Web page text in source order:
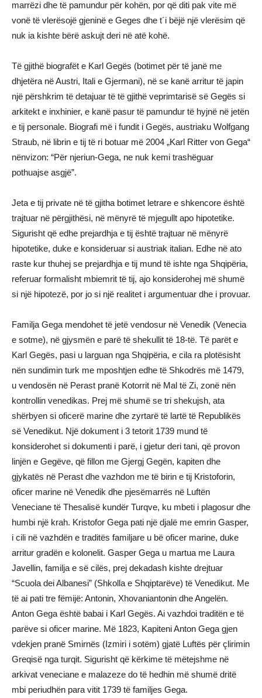
marrëzi dhe të pamundur për kohën, por që diti pak vite më
vonë të vlerësojë gjeninë e Geges dhe t´i bëjë një vlerësim që
nuk ia kishte bërë askujt deri në atë kohë.
Të gjithë biografët e Karl Gegës (botimet për të janë me
dhjetëra në Austri, Itali e Gjermani), në se kanë arritur të japin
një përshkrim të detajuar të të gjithë veprimtarisë së Gegës si
arkitekt e inxhinier, e kanë pasur të pamundur të hyjnë në jetën
e tij personale. Biografi më i fundit i Gegës, austriaku Wolfgang
Straub, në librin e tij të ri botuar më 2004 „Karl Ritter von Gega“
nënvizon: “Për njeriun-Gega, ne nuk kemi trashëguar
pothuajse asgjë”.
Jeta e tij private në të gjitha botimet letrare e shkencore është
trajtuar në përgjithësi, në mënyrë të mjegullt apo hipotetike.
Sigurisht që edhe prejardhja e tij është trajtuar në mënyrë
hipotetike, duke e konsideruar si austriak italian. Edhe në ato
raste kur thuhej se prejardhja e tij mund të ishte nga Shqipëria,
referuar formalisht mbiemrit të tij, ajo konsiderohej më shumë
si një hipotezë, por jo si një realitet i argumentuar dhe i provuar.
Familja Gega mendohet të jetë vendosur në Venedik (Venecia
e sotme), në gjysmën e parë të shekullit të 18-të. Të parët e
Karl Gegës, pasi u larguan nga Shqipëria, e cila ra plotësisht
nën sundimin turk me mposhtjen edhe të Shkodrës më 1479,
u vendosën në Perast pranë Kotorrit në Mal të Zi, zonë nën
kontrollin venedikas. Prej më shumë se tri shekujsh, ata
shërbyen si oficerë marine dhe zyrtarë të lartë të Republikës
së Venedikut. Një dokument i 3 tetorit 1739 mund të
konsiderohet si dokumenti i parë, i gjetur deri tani, që provon
linjën e Gegëve, që fillon me Gjergj Gegën, kapiten dhe
gjykatës në Perast dhe vazhdon me të birin e tij Kristoforin,
oficer marine në Venedik dhe pjesëmarrës në Luftën
Veneciane të Thesalisë kundër Turqve, ku mbeti i plagosur dhe
humbi një krah. Kristofor Gega pati një djalë me emrin Gasper,
i cili në vazhdën e traditës familjare u bë oficer marine, duke
arritur gradën e kolonelit. Gasper Gega u martua me Laura
Javellin, familja e së cilës, prej dekadash kishte drejtuar
“Scuola dei Albanesi” (Shkolla e Shqiptarëve) të Venedikut. Me
të ai pati tre fëmijë: Antonin, Xhovaniantonin dhe Angelën.
Anton Gega është babai i Karl Gegës. Ai vazhdoi traditën e të
parëve si oficer marine. Më 1823, Kapiteni Anton Gega gjen
vdekjen pranë Smirnës (Izmiri i sotëm) gjatë Luftës për çlirimin
Greqisë nga turqit. Sigurisht që kërkime të mëtejshme në
arkivat veneciane e malazeze do të hedhin më shumë dritë
mbi periudhën para vitit 1739 të familjes Gega.